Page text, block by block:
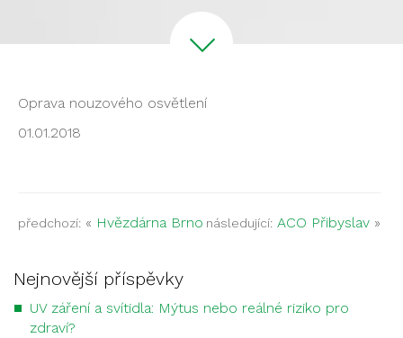
Oprava nouzového osvětlení
01.01.2018
předchozí: « Hvězdárna Brno následující: ACO Přibyslav »
Nejnovější příspěvky
UV záření a svítidla: Mýtus nebo reálné riziko pro
zdraví?